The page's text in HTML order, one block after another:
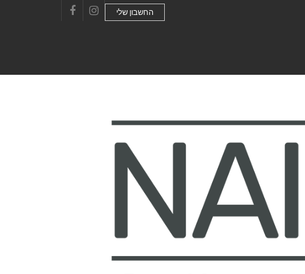
Instagram
החשבון שלי